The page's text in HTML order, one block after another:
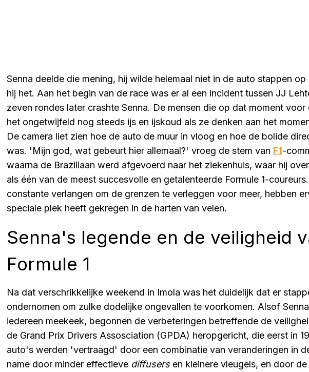
Senna deelde die mening, hij wilde helemaal niet in de auto stappen
hij het. Aan het begin van de race was er al een incident tussen JJ
zeven rondes later crashte Senna. De mensen die op dat moment
het ongetwijfeld nog steeds ijs en ijskoud als ze denken aan het
De camera liet zien hoe de auto de muur in vloog en hoe de bolide
was. 'Mijn god, wat gebeurt hier allemaal?' vroeg de stem van F1-
waarna de Braziliaan werd afgevoerd naar het ziekenhuis, waar hij
als één van de meest succesvolle en getalenteerde Formule 1-
constante verlangen om de grenzen te verleggen voor meer, hebben
speciale plek heeft gekregen in de harten van velen.
Senna's legende en de veiligheid
Formule 1
Na dat verschrikkelijke weekend in Imola was het duidelijk dat er
ondernomen om zulke dodelijke ongevallen te voorkomen. Alsof
iedereen meekeek, begonnen de verbeteringen betreffende de
de Grand Prix Drivers Assosciation (GPDA) heropgericht, die eerst in
auto's werden 'vertraagd' door een combinatie van veranderingen in
name door minder effectieve diffusersen kleinere vleugels, en door